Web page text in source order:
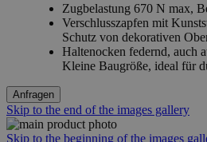
Zugbelastung 670 N max,
Verschlusszapfen mit
Schutz von dekorativen
Haltenocken federnd, auch
Kleine Baugröße, ideal für
Anfragen
Skip to the end of the images gallery
Skip to the beginning of the images